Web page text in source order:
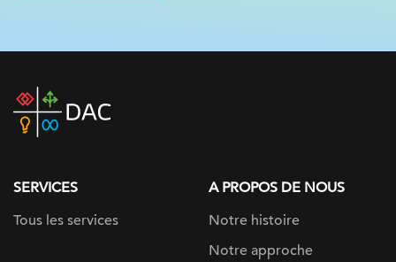
DAC
home
SERVICES
Tous les services
A PROPOS DE NOUS
Notre histoire
Notre approche